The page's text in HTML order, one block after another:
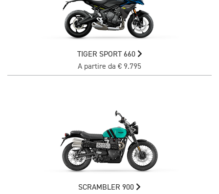
TIGER SPORT 660
A partire da € 9.795
SCRAMBLER 900